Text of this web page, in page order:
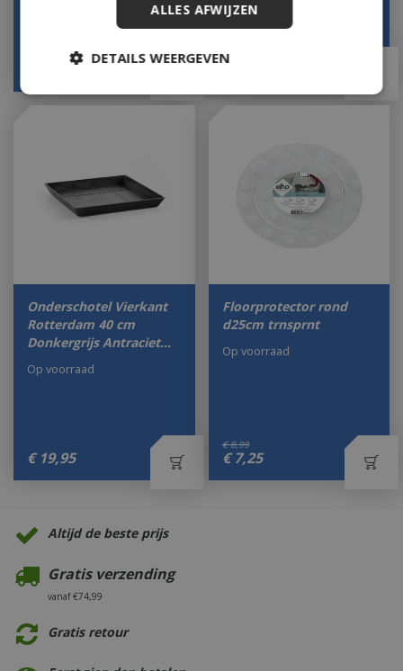
00 €
Onderschotel Vierkant
Rotterdam 40 cm
Donkergrijs Antraciet…
€ 19,95
Op voorraad
Floorprotector rond
d25cm trnsprnt
€ 8,99
€ 7,25
Op voorraad
Altijd de beste prijs
Gratis verzending
vanaf €74,99
Gratis retour
ALLES AFWIJZEN
DETAILS WEERGEVEN